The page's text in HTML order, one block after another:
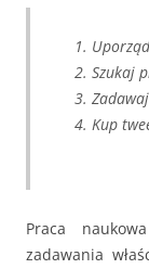
Szukaj
Kup
Praca
zadawania